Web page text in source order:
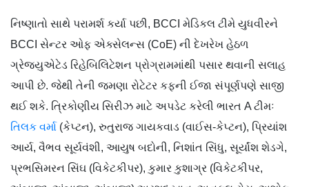
નિષ્ણાતો સાથે પરામર્શ કર્યા પછી, BCCI મેડિકલ ટીમે યુધવીરને
BCCI સેન્ટર ઓફ એક્સેલન્સ (CoE) ની દેખરેખ હેઠળ
ગ્રેજ્યુએટેડ રિહેબિલિટેશન પ્રોગ્રામમાંથી પસાર થવાની સલાહ
આપી છે. જેથી તેની જમણા રોટેટર કફની ઈજા સંપૂર્ણપણે સાજી
થઈ શકે. ત્રિકોણીય સિરીઝ માટે અપડેટ કરેલી ભારત A ટીમઃ
તિલક વર્મા (કેપ્ટન), રુતુરાજ ગાયકવાડ (વાઈસ-કેપ્ટન), પ્રિયાંશ
આર્ય, વૈભવ સૂર્યવંશી, આયુષ બદોની, નિશાંત સિંધુ, સૂર્યાંશ શેડગે,
પ્રભસિમરન સિંઘ (વિકેટકીપર), કુમાર કુશાગ્ર (વિકેટકીપર,